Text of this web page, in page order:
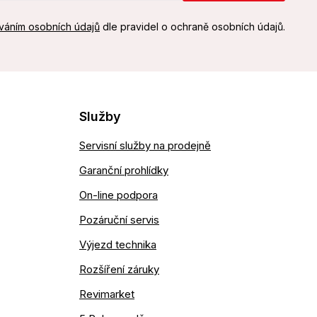
osobních údajůdle pravidel o ochraně osobních údajů.
Služby
Servisní služby na prodejně
Garanční prohlídky
On-line podpora
Pozáruční servis
Výjezd technika
Rozšíření záruky
Revimarket